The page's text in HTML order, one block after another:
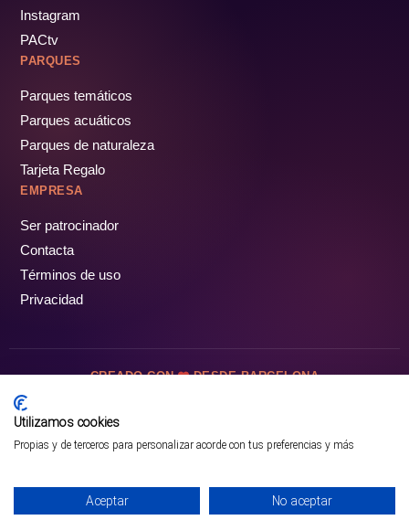
Instagram
PACtv
PARQUES
Parques temáticos
Parques acuáticos
Parques de naturaleza
Tarjeta Regalo
EMPRESA
Ser patrocinador
Contacta
Términos de uso
Privacidad
CREADO CON DESDE BARCELONA
Utilizamos cookies
Propias y de terceros para personalizar acorde con tus preferencias y más
Aceptar No aceptar